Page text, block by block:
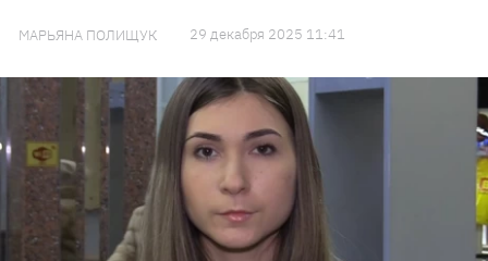
МАРЬЯНА ПОЛИЩУК 29 декабря 2025 11:41